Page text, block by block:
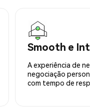
Smooth e
A experiência de
negociação
com tempo de